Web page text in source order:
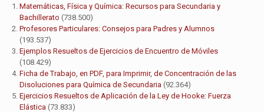
Matemáticas, Física y Química: Recursos para Secundaria y
Bachillerato (738.500)
Profesores Particulares: Consejos para Padres y Alumnos
(193.537)
Ejemplos Resueltos de Ejercicios de Encuentro de Móviles
(108.429)
Ficha de Trabajo, en PDF, para Imprimir, de Concentración de las
Disoluciones para Química de Secundaria (92.364)
Ejercicios Resueltos de Aplicación de la Ley de Hooke: Fuerza
Elástica (73.833)